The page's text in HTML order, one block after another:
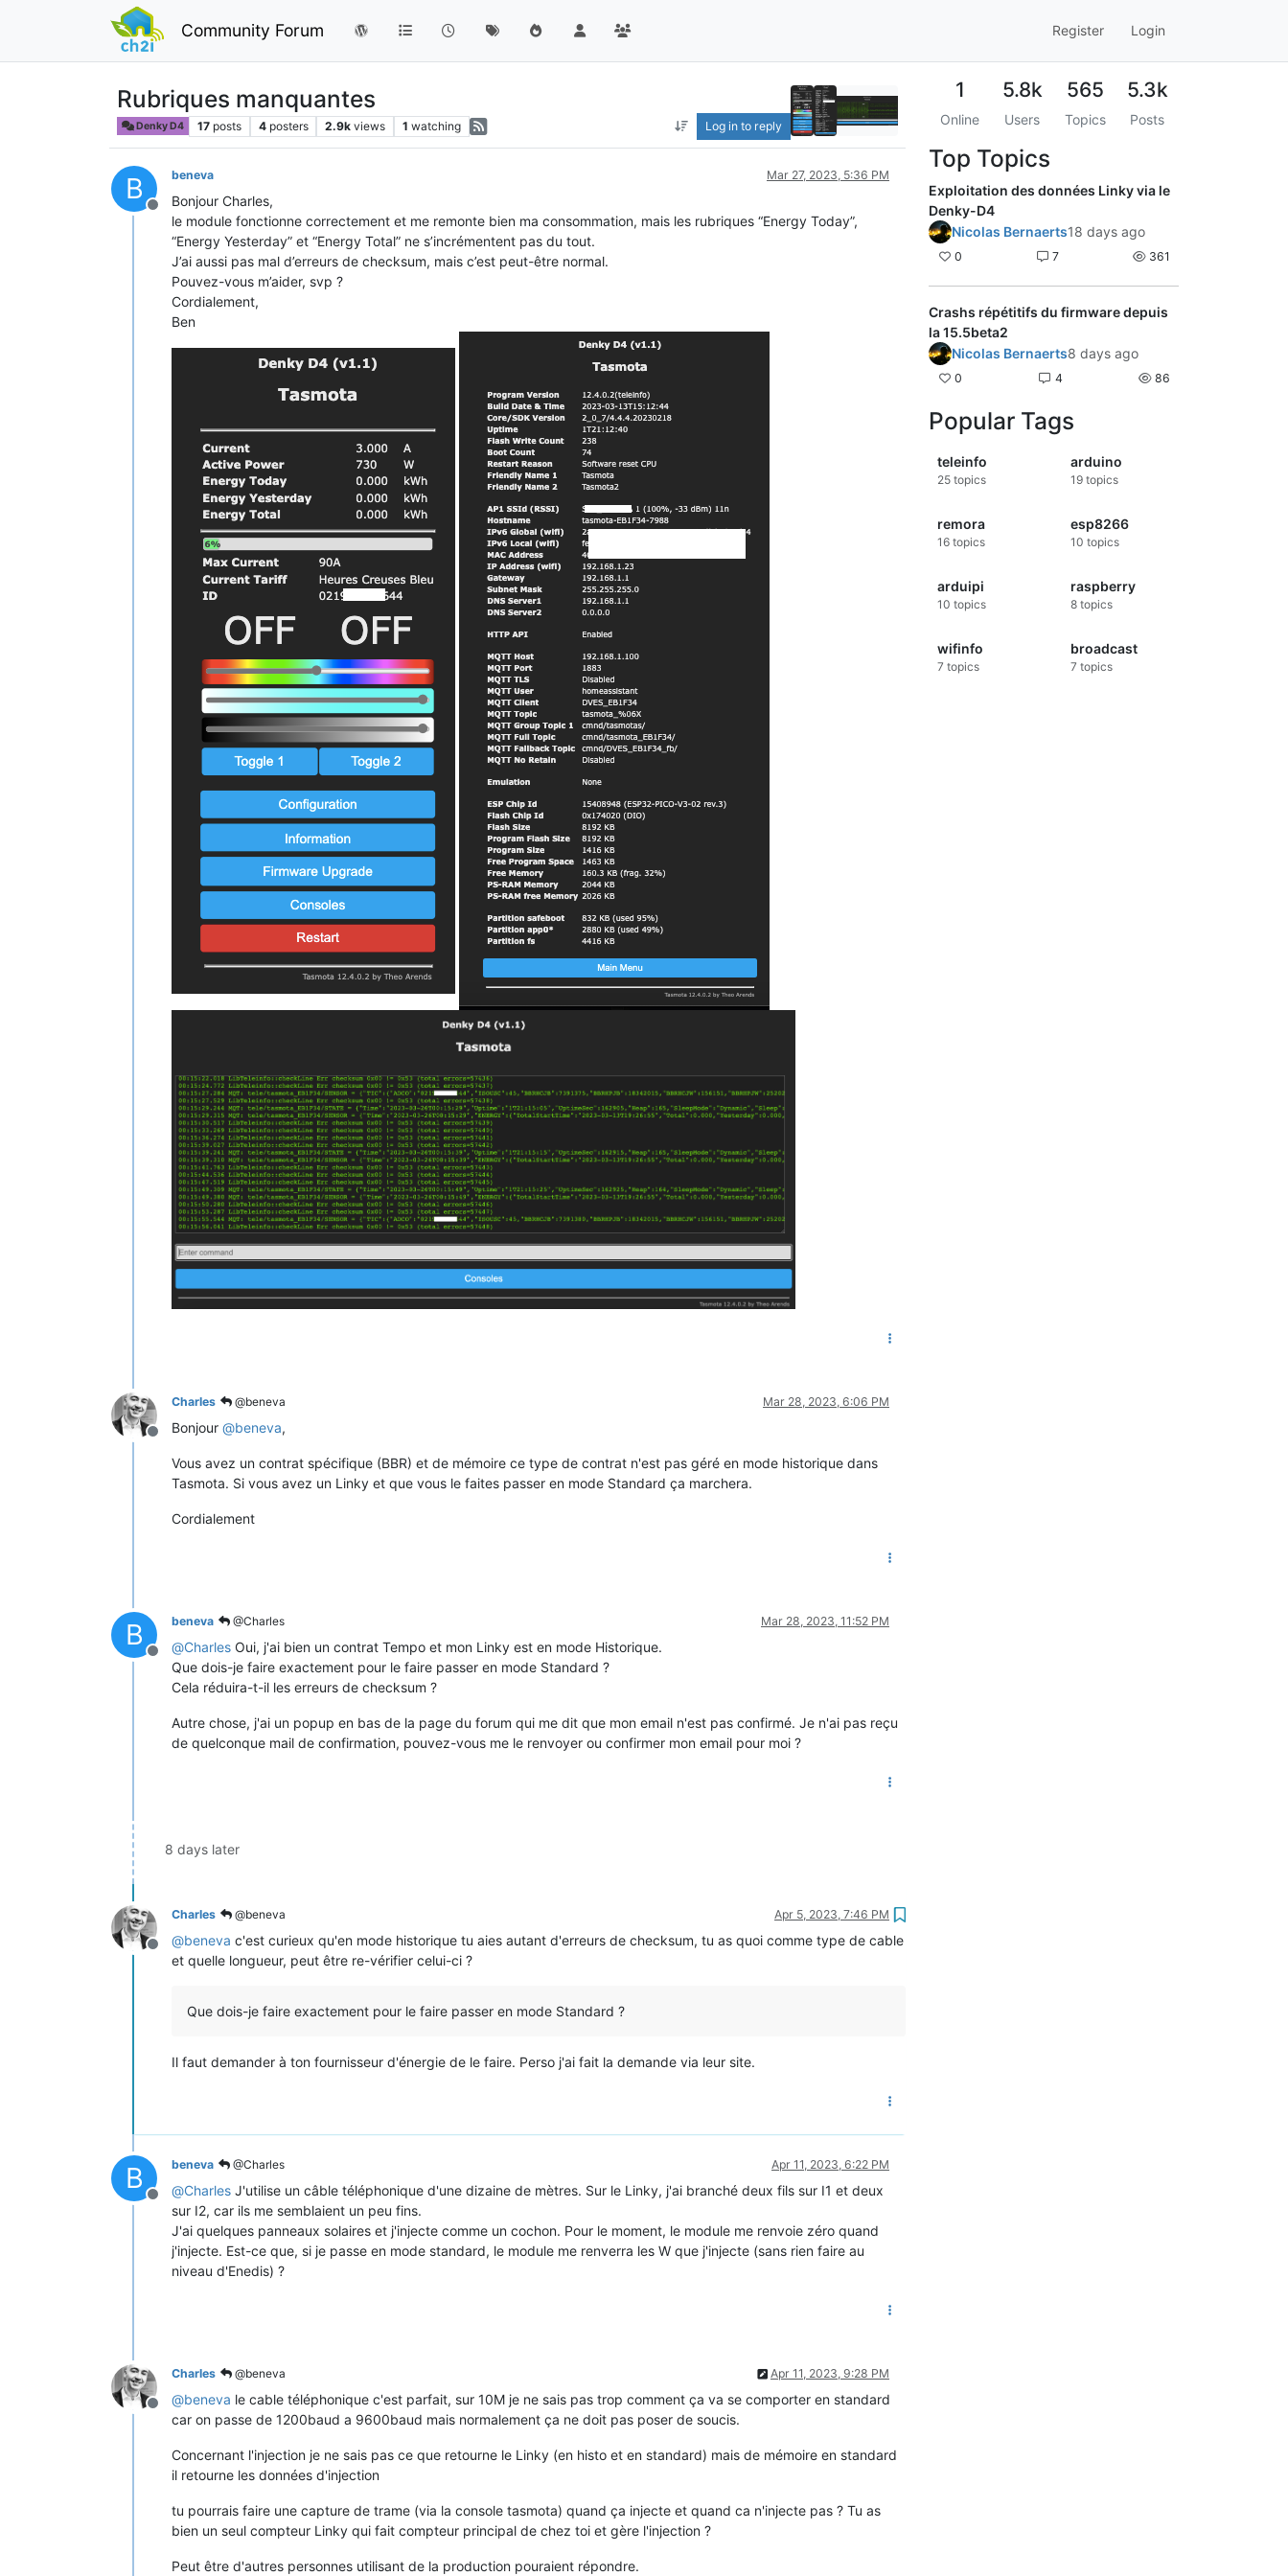
Community Forum Register Login
Rubriques manquantes
Denky D4 17 posts 4 posters 2.9k views 1 watching Log in to reply
B
Offline
beneva Mar 27, 2023, 5:36 PM
Bonjour Charles,
le module fonctionne correctement et me remonte bien ma consommation, mais les rubriques “Energy Today”,
“Energy Yesterday” et “Energy Total” ne s’incrémentent pas du tout.
J’ai aussi pas mal d’erreurs de checksum, mais c’est peut-être normal.
Pouvez-vous m’aider, svp ?
Cordialement,
Ben
Offline
Charles @beneva Mar 28, 2023, 6:06 PM
Bonjour @beneva,
Vous avez un contrat spécifique (BBR) et de mémoire ce type de contrat n'est pas géré en mode historique dans
Tasmota. Si vous avez un Linky et que vous le faites passer en mode Standard ça marchera.
Cordialement
B
Offline
beneva @Charles Mar 28, 2023, 11:52 PM
@Charles Oui, j'ai bien un contrat Tempo et mon Linky est en mode Historique.
Que dois-je faire exactement pour le faire passer en mode Standard ?
Cela réduira-t-il les erreurs de checksum ?
Autre chose, j'ai un popup en bas de la page du forum qui me dit que mon email n'est pas confirmé. Je n'ai pas reçu
de quelconque mail de confirmation, pouvez-vous me le renvoyer ou confirmer mon email pour moi ?
8 days later
Offline
Charles @beneva Apr 5, 2023, 7:46 PM
@beneva c'est curieux qu'en mode historique tu aies autant d'erreurs de checksum, tu as quoi comme type de cable
et quelle longueur, peut être re-vérifier celui-ci ?
Que dois-je faire exactement pour le faire passer en mode Standard ?
Il faut demander à ton fournisseur d'énergie de le faire. Perso j'ai fait la demande via leur site.
B
Offline
beneva @Charles Apr 11, 2023, 6:22 PM
@Charles J'utilise un câble téléphonique d'une dizaine de mètres. Sur le Linky, j'ai branché deux fils sur I1 et deux
sur I2, car ils me semblaient un peu fins.
J'ai quelques panneaux solaires et j'injecte comme un cochon. Pour le moment, le module me renvoie zéro quand
j'injecte. Est-ce que, si je passe en mode standard, le module me renverra les W que j'injecte (sans rien faire au
niveau d'Enedis) ?
Offline
Charles @beneva Apr 11, 2023, 9:28 PM
@beneva le cable téléphonique c'est parfait, sur 10M je ne sais pas trop comment ça va se comporter en standard
car on passe de 1200baud a 9600baud mais normalement ça ne doit pas poser de soucis.
Concernant l'injection je ne sais pas ce que retourne le Linky (en histo et en standard) mais de mémoire en standard
il retourne les données d'injection
tu pourrais faire une capture de trame (via la console tasmota) quand ça injecte et quand ca n'injecte pas ? Tu as
bien un seul compteur Linky qui fait compteur principal de chez toi et gère l'injection ?
Peut être d'autres personnes utilisant de la production pouraient répondre.
1
Online
5.8k
Users
565
Topics
5.3k
Posts
Top Topics
Exploitation des données Linky via le
Denky-D4
Nicolas Bernaerts18 days ago
0 7 361
Crashs répétitifs du firmware depuis
la 15.5beta2
Nicolas Bernaerts8 days ago
0 4 86
Popular Tags
teleinfo
25 topics
arduino
19topics
remora
16 topics
esp8266
10 topics
arduipi
10 topics
raspberry
8topics
wifinfo
7 topics
broadcast
7 topics